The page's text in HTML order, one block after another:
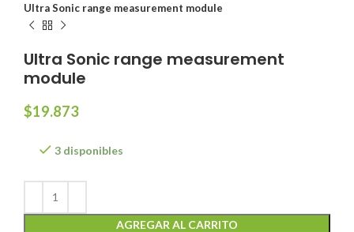
Ultra Sonic range measurement module
Ultra Sonic range measurement
module
$19.873
3 disponibles
AGREGAR AL CARRITO